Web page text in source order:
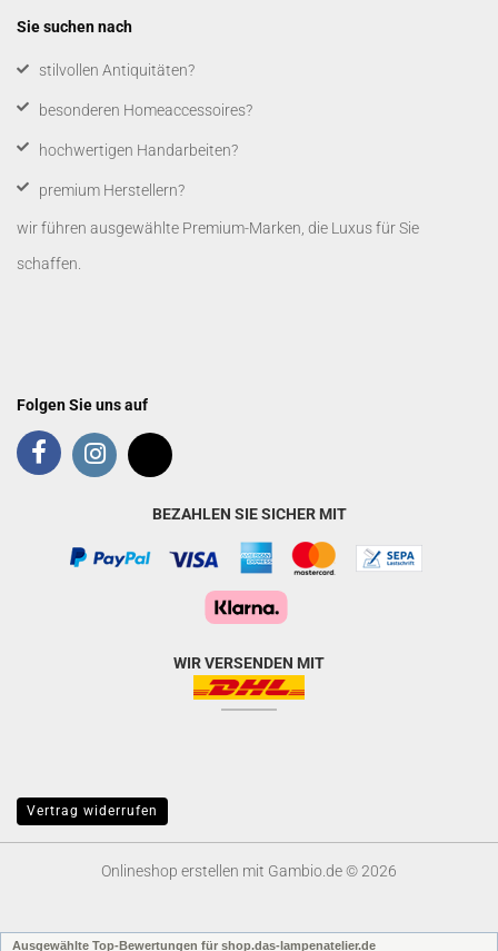
Sie suchen nach
​stilvollen Antiquitäten?
besonderen Homeaccessoires?
hochwertigen Handarbeiten?
premium Herstellern?
wir führen ausgewählte Premium-Marken, die Luxus für Sie
schaffen.
Folgen Sie uns auf
BEZAHLEN SIE SICHER MIT
WIR VERSENDEN MIT
Vertrag widerrufen
Onlineshop erstellen mit Gambio.de © 2026
Ausgewählte Top-Bewertungen für shop.das-lampenatelier.de